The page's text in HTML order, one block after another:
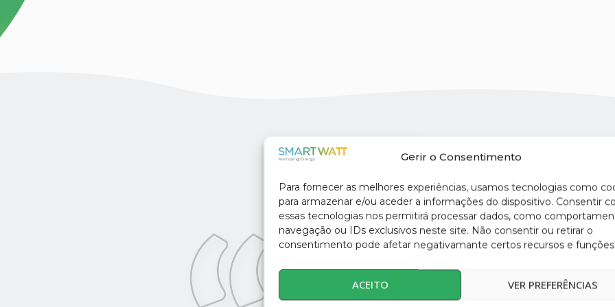
Gerir o Consentimento
Para fornecer as melhores experiências, usamos tecnologias como
para armazenar e/ou aceder a informações do dispositivo. Consentir
essas tecnologias nos permitirá processar dados, como
navegação ou IDs exclusivos neste site. Não consentir ou retirar o
consentimento pode afetar negativamante certos recursos e funções.
ACEITO VER PREFERÊNCIAS
SENTE A ENERGIA
dos nossos Watts
no âmbito do projeto de estágio do
me a prolongar o vínculo e aceitei sem
é uma empresa com os valores bem
A minha escolha pela Smartwatt
por revistas técnicas e em
mostrou-se recetiva em acolher-